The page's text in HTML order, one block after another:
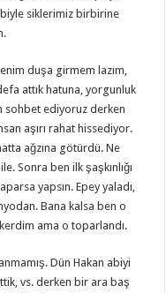
siklerimiz birbirine
duşa girmem lazım,
attık hatuna, yorgunluk
sohbet ediyoruz derken
aşırı rahat hissediyor.
ağzına götürdü. Ne
Sonra ben ilk şaşkınlığı
yapsın. Epey yaladı,
Bana kalsa ben o
ama o toparlandı.
Dün Hakan abiyi
vs. derken bir ara baş